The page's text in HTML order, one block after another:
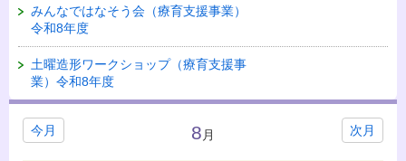
みんなではなそう会（療育支援事業）
令和8年度
土曜造形ワークショップ（療育支援事
業）令和8年度
今月 次月
8 月